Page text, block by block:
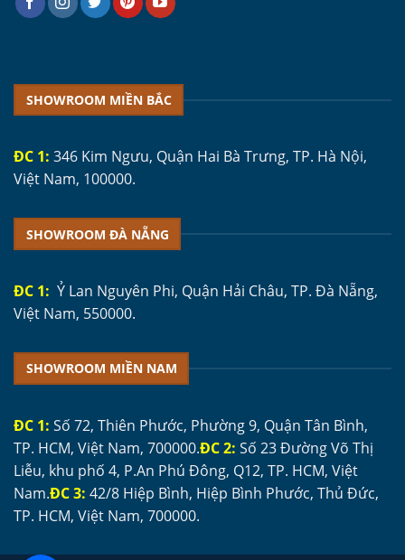
SHOWROOM MIỀN BẮC
ĐC 1: 346 Kim Ngưu, Quận Hai Bà Trưng, TP. Hà Nội,
Việt Nam, 100000.
SHOWROOM ĐÀ NẴNG
ĐC 1: Ỷ Lan Nguyên Phi, Quận Hải Châu, TP. Đà Nẵng,
Việt Nam, 550000.
SHOWROOM MIỀN NAM
ĐC 1: Số 72, Thiên Phước, Phường 9, Quận Tân Bình,
TP. HCM, Việt Nam, 700000.ĐC 2: Số 23 Đường Võ Thị
Liễu, khu phố 4, P.An Phú Đông, Q12, TP. HCM, Việt
Nam.ĐC 3: 42/8 Hiệp Bình, Hiệp Bình Phước, Thủ Đức,
TP. HCM, Việt Nam, 700000.